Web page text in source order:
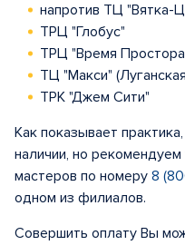
напротив ТЦ "Вятка-
ТРЦ "Глобус"
ТРЦ "Время
ТЦ "Макси"
ТРК "Джем Сити"
Как показывает
наличии, но
мастеров по номеру 8
одном из филиалов.
Совершить оплату Вы